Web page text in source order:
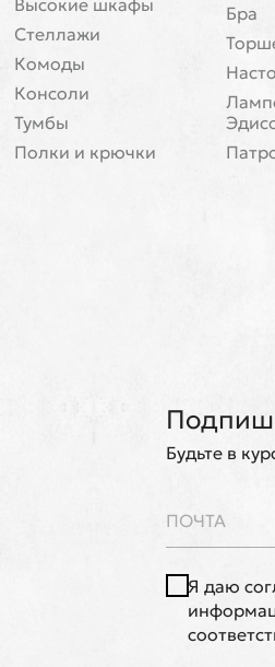
Высокие шкафы
Стеллажи
Комоды
Консоли
Тумбы
Полки и крючки
Бра
Будьте в
Я даю